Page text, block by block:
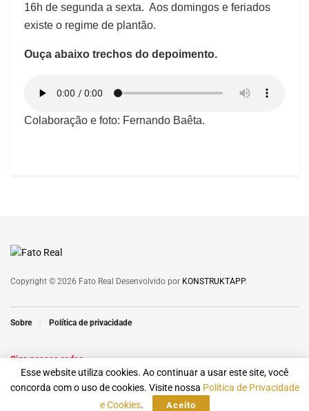
16h de segunda a sexta. Aos domingos e feriados
existe o regime de plantão.
Ouça abaixo trechos do depoimento.
Colaboração e foto: Fernando Baêta.
Copyright © 2026 Fato Real Desenvolvido por KONSTRUKTAPP.
Sobre Política de privacidade
Siga nossas redes
Esse website utiliza cookies. Ao continuar a usar este site, você
concorda com o uso de cookies. Visite nossa Política de Privacidade
e Cookies. Aceito